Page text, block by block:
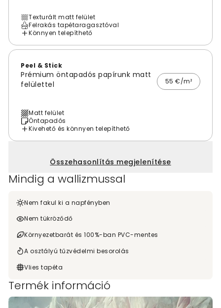
Texturált matt felület
Felrakás tapétaragasztóval
Könnyen telepíthető
Peel & Stick
Prémium öntapadós papírunk matt
felülettel
55 €/m²
Matt felület
Öntapadós
Kivehető és könnyen telepíthető
Összehasonlítás megjelenítése
Mindig a wallizmussal
Nem fakul ki a napfényben
Nem tükröződő
Környezetbarát és 100%-ban PVC-mentes
A osztályú tűzvédelmi besorolás
Vlies tapéta
Termék információ